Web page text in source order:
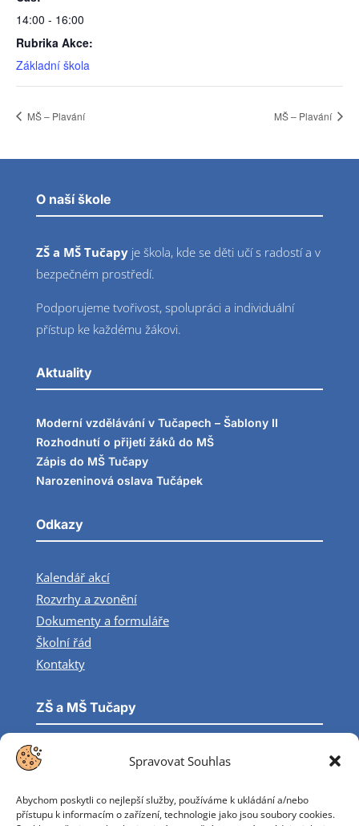
Spravovat Souhlas
Abychom poskytli co nejlepší služby, používáme k ukládání a/nebo
přístupu k informacím o zařízení, technologie jako jsou soubory cookies.
14:00 - 16:00
Rubrika Akce:
Základní škola
MŠ – Plavání MŠ – Plavání
O naší škole
ZŠ a MŠ Tučapyje škola, kde se děti učí s radostí a v
bezpečném prostředí.
Podporujeme tvořivost, spolupráci a individuální
přístup ke každému žákovi.
Aktuality
Moderní vzdělávání v Tučapech – Šablony II
Rozhodnutí o přijetí žáků do MŠ
Zápis do MŠ Tučapy
Narozeninová oslava Tučápek
Odkazy
Kalendář akcí
Rozvrhy a zvonění
Dokumenty a formuláře
Školní řád
Kontakty
ZŠ a MŠ Tučapy
 Tučapy 200, 391 26 Tučapy
 info@zstucapy.cz